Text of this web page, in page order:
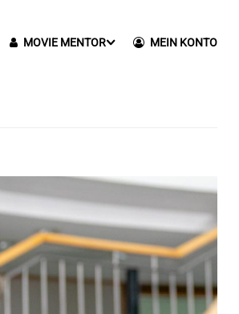
MOVIE MENTOR MEIN KONTO